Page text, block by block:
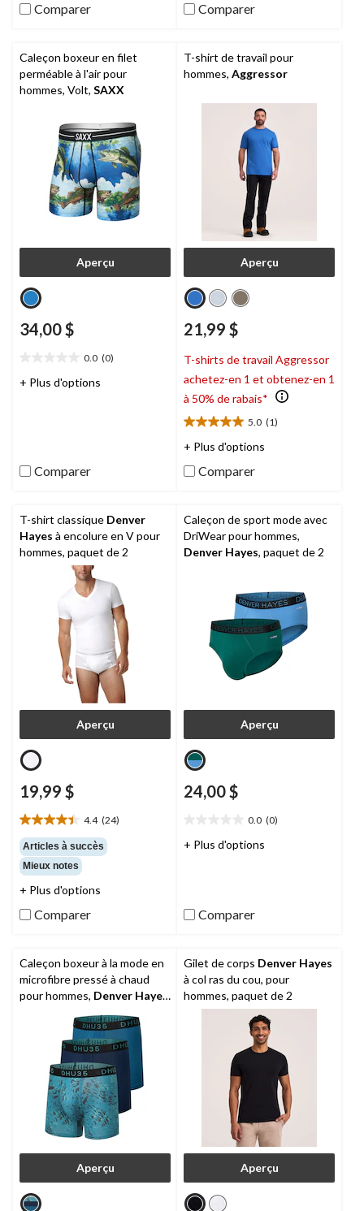
Comparer
évaluations
Comparer
Caleçon boxeur en filet
perméable à l'air pour
hommes, Volt, SAXX
Aperçu
34,00 $
0.0 (0)
étoile(s)
+ Plus d'options
Comparer
T-shirt de travail pour
hommes, Aggressor
Aperçu
21,99 $
T-shirts de travail Aggressor
achetez-en 1 et obtenez-en 1
à 50% de rabais*
5.0 (1)
5.0
étoile(s)
5.
+ Plus d'options
Comparer
T-shirt classique Denver
Hayes à encolure en V pour
hommes, paquet de 2
Aperçu
19,99 $
4.4 (24)
4.4
étoile(s)
sur
5.
24
Articles à succès
Mieux notes
+ Plus d'options
Comparer
Caleçon de sport mode avec
DriWear pour hommes,
Denver Hayes, paquet de 2
Aperçu
24,00 $
0.0 (0)
étoile(s)
+ Plus d'options
Comparer
Caleçon boxeur à la mode en
microfibre pressé à chaud
pour hommes, Denver Hayes,
Aperçu
Gilet de corps Denver Hayes
à col ras du cou, pour
hommes, paquet de 2
Aperçu